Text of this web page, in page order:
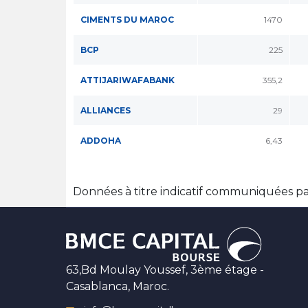
CIMENTS DU MAROC 1470
BCP 225
ATTIJARIWAFABANK 355,2
ALLIANCES 29
ADDOHA 6,43
Données à titre indicatif communiquées
63,Bd Moulay Youssef, 3ème étage -
Casablanca, Maroc.